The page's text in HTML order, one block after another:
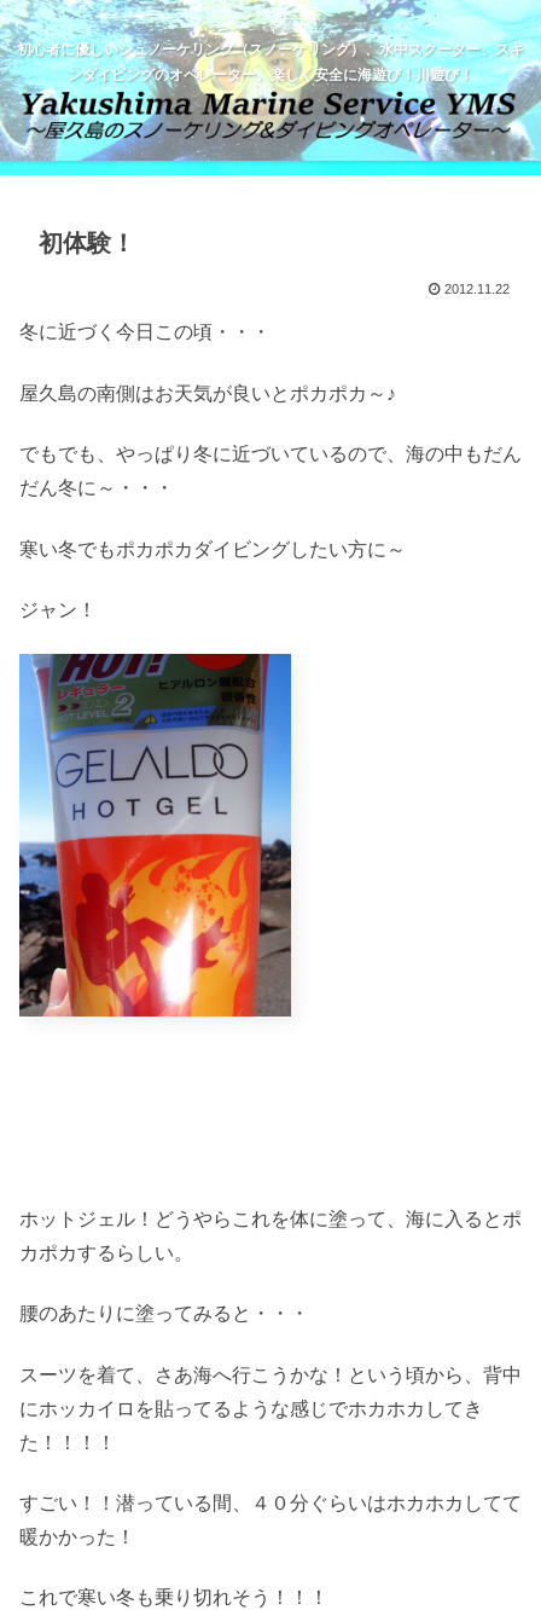
初心者に優しいシュノーケリング（スノーケリング）、水中スクーター、スキ
ンダイビングのオペレーター。楽しく安全に海遊び！川遊び！
初体験！
2012.11.22
冬に近づく今日この頃・・・
屋久島の南側はお天気が良いとポカポカ～♪
でもでも、やっぱり冬に近づいているので、海の中もだん
だん冬に～・・・
寒い冬でもポカポカダイビングしたい方に～
ジャン！
ホットジェル！どうやらこれを体に塗って、海に入るとポ
カポカするらしい。
腰のあたりに塗ってみると・・・
スーツを着て、さあ海へ行こうかな！という頃から、背中
にホッカイロを貼ってるような感じでホカホカしてき
た！！！！
すごい！！潜っている間、４０分ぐらいはホカホカしてて
暖かかった！
これで寒い冬も乗り切れそう！！！